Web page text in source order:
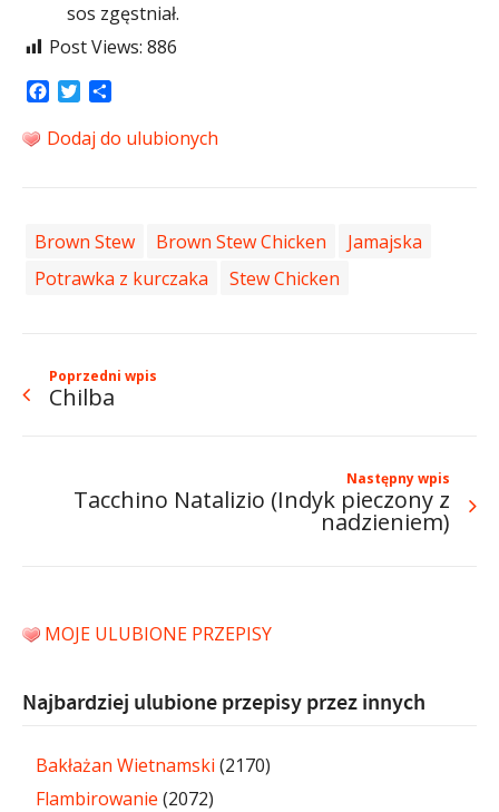
sos zgęstniał.
Post Views: 886
Facebook
Twitter
Dodaj do ulubionych
Brown Stew Brown Stew Chicken
Jamajska
Potrawka z kurczaka
Stew Chicken
Poprzedni wpis
Chilba
Następny wpis
Tacchino Natalizio (Indyk pieczony z
nadzieniem)
MOJE ULUBIONE PRZEPISY
Najbardziej ulubione przepisy przez innych
Bakłażan Wietnamski (2170)
Flambirowanie (2072)